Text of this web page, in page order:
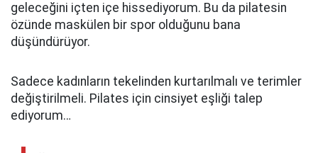
geleceğini içten içe hissediyorum. Bu da pilatesin
özünde maskülen bir spor olduğunu bana
düşündürüyor.
Sadece kadınların tekelinden kurtarılmalı ve terimler
değiştirilmeli. Pilates için cinsiyet eşliği talep
ediyorum…